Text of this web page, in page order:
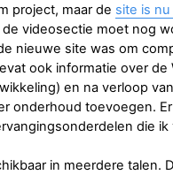
project, maar de site is
de videosectie moet nog
nieuwe site was om
ook informatie over
en na verloop
onderhoud toevoegen.
die
in meerdere talen.